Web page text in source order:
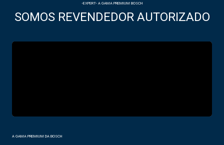
-EXPERT- A GAMA PREMIUM BOSCH
SOMOS REVENDEDOR AUTORIZADO
A GAMA PREMIUM DA BOSCH